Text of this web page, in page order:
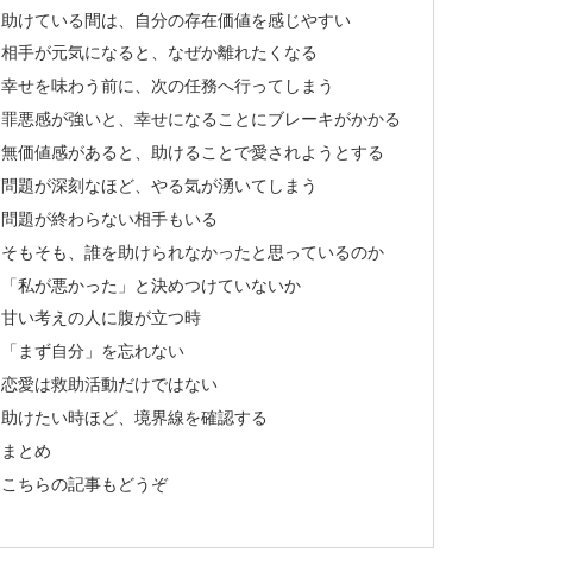
助けている間は、自分の存在価値を感じやすい
相手が元気になると、なぜか離れたくなる
幸せを味わう前に、次の任務へ行ってしまう
罪悪感が強いと、幸せになることにブレーキがかかる
無価値感があると、助けることで愛されようとする
問題が深刻なほど、やる気が湧いてしまう
問題が終わらない相手もいる
そもそも、誰を助けられなかったと思っているのか
「私が悪かった」と決めつけていないか
甘い考えの人に腹が立つ時
「まず自分」を忘れない
恋愛は救助活動だけではない
助けたい時ほど、境界線を確認する
まとめ
こちらの記事もどうぞ